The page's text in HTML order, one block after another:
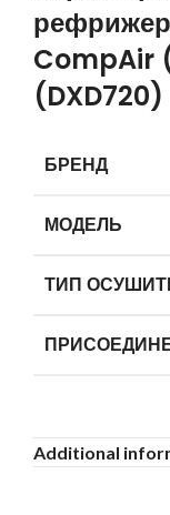
CompAir
(DXD720)
БРЕНД
МОДЕЛЬ
ТИП
Additional